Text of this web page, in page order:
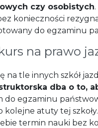
czy osobistych
konieczności
do egzaminu
na prawo
na tle innych szkół
dba o to,
do egzaminu
atuty tej
termin nauki bez